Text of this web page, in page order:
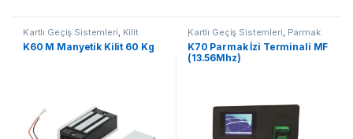
Kartlı Geçiş Sistemleri, Kilit
Grubu
K60 M Manyetik Kilit 60 Kg
Kartlı Geçiş Sistemleri, Parmak
İzi
K70 Parmak İzi Terminali MF
(13.56Mhz)